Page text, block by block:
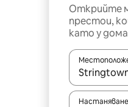
Открийте
престои,
като у дома
Когато
Настаняване